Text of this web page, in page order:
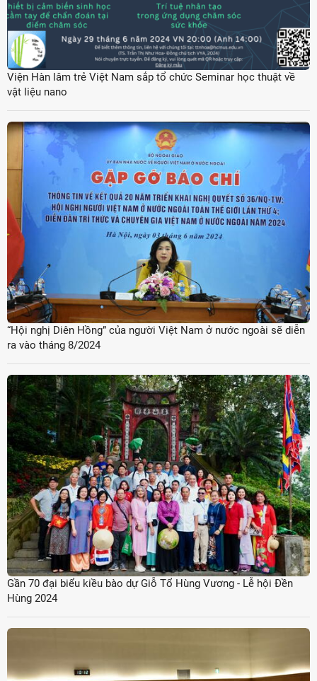
Viện Hàn lâm trẻ Việt Nam sắp tổ chức Seminar học thuật về
vật liệu nano
“Hội nghị Diên Hồng” của người Việt Nam ở nước ngoài sẽ diễn
ra vào tháng 8/2024
Gần 70 đại biểu kiều bào dự Giỗ Tổ Hùng Vương - Lễ hội Đền
Hùng 2024